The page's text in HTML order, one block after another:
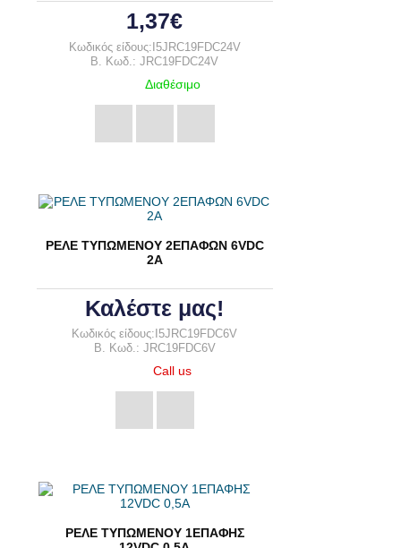
1,37€
Κωδικός είδους:I5JRC19FDC24V
B. Κωδ.: JRC19FDC24V
Διαθέσιμο
ΡΕΛΕ ΤΥΠΩΜΕΝΟΥ 2ΕΠΑΦΩΝ 6VDC
2A
Καλέστε μας!
Κωδικός είδους:I5JRC19FDC6V
B. Κωδ.: JRC19FDC6V
Call us
ΡΕΛΕ ΤΥΠΩΜΕΝΟΥ 1ΕΠΑΦΗΣ